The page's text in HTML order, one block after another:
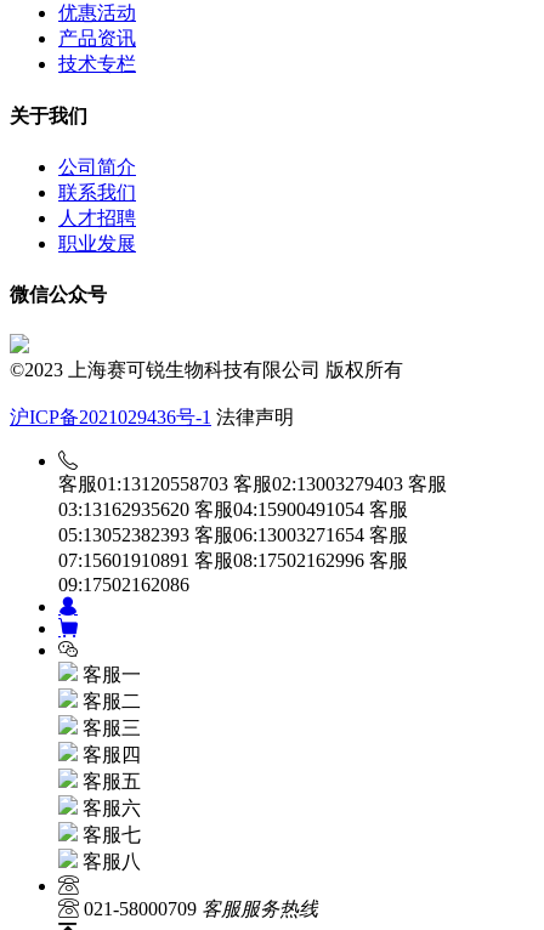
优惠活动
产品资讯
技术专栏
关于我们
公司简介
联系我们
人才招聘
职业发展
微信公众号
©2023 上海赛可锐生物科技有限公司 版权所有
沪ICP备2021029436号-1 法律声明
客服01:13120558703 客服02:13003279403 客服
03:13162935620 客服04:15900491054 客服
05:13052382393 客服06:13003271654 客服
07:15601910891 客服08:17502162996 客服
09:17502162086
客服一
客服二
客服三
客服四
客服五
客服六
客服七
客服八
021-58000709 客服服务热线